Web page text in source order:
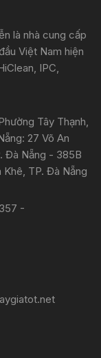
là nhà cung cấp
Việt Nam hiện
IPC,
Tây Thạnh,
27 Võ An
Đà Nẵng - 385B
Khê, TP. Đà Nẵng
-